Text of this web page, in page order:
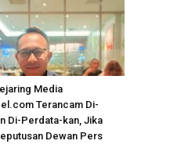
Media
Terancam Di-
Di-Perdata-kan, Jika
Dewan Pers